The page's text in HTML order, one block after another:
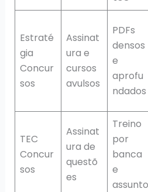
Estraté
gia
Concur
sos
Assinat
ura e
cursos
avulsos
PDFs
densos
e
aprofu
ndados
TEC
Concur
sos
Assinat
ura de
questõ
es
Treino
por
banca
e
assunto